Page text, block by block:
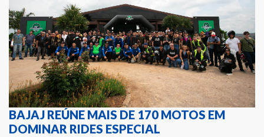
BAJAJ REÚNE MAIS DE 170 MOTOS EM
DOMINAR RIDES ESPECIAL